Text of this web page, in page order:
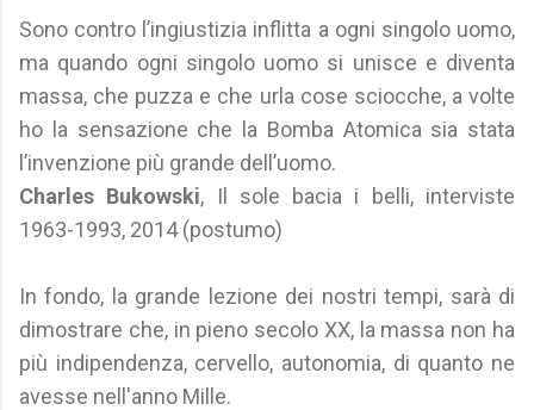
Sono contro l’ingiustizia inflitta a ogni singolo uomo,
ma quando ogni singolo uomo si unisce e diventa
massa, che puzza e che urla cose sciocche, a volte
ho la sensazione che la Bomba Atomica sia stata
l’invenzione più grande dell’uomo.
Charles Bukowski, Il sole bacia i belli, interviste
1963-1993, 2014 (postumo)
In fondo, la grande lezione dei nostri tempi, sarà di
dimostrare che, in pieno secolo XX, la massa non ha
più indipendenza, cervello, autonomia, di quanto ne
avesse nell'anno Mille.